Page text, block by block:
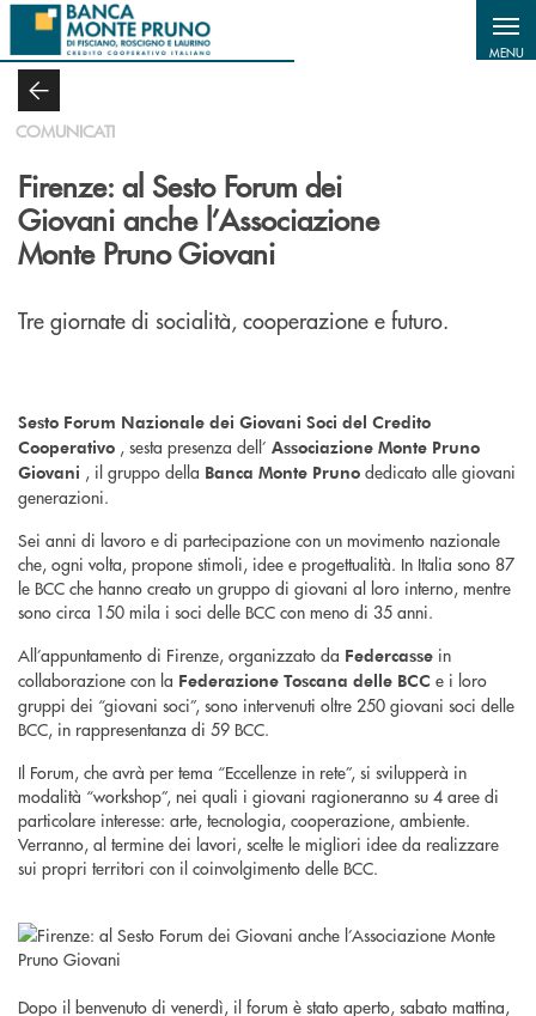
Salta al contenuto principale
MENU
COMUNICATI
Firenze: al Sesto Forum dei
Giovani anche l’Associazione
Monte Pruno Giovani
Tre giornate di socialità, cooperazione e futuro.
Sesto Forum Nazionale dei Giovani Soci del Credito
Cooperativo , sesta presenza dell’ Associazione Monte Pruno
Giovani , il gruppo della Banca Monte Pruno dedicato alle giovani
generazioni.
Sei anni di lavoro e di partecipazione con un movimento nazionale
che, ogni volta, propone stimoli, idee e progettualità. In Italia sono 87
le BCC che hanno creato un gruppo di giovani al loro interno, mentre
sono circa 150 mila i soci delle BCC con meno di 35 anni.
All’appuntamento di Firenze, organizzato da Federcasse in
collaborazione con la Federazione Toscana delle BCC e i loro
gruppi dei “giovani soci”, sono intervenuti oltre 250 giovani soci delle
BCC, in rappresentanza di 59 BCC.
Il Forum, che avrà per tema “Eccellenze in rete”, si svilupperà in
modalità “workshop”, nei quali i giovani ragioneranno su 4 aree di
particolare interesse: arte, tecnologia, cooperazione, ambiente.
Verranno, al termine dei lavori, scelte le migliori idee da realizzare
sui propri territori con il coinvolgimento delle BCC.
Dopo il benvenuto di venerdì, il forum è stato aperto, sabato mattina,